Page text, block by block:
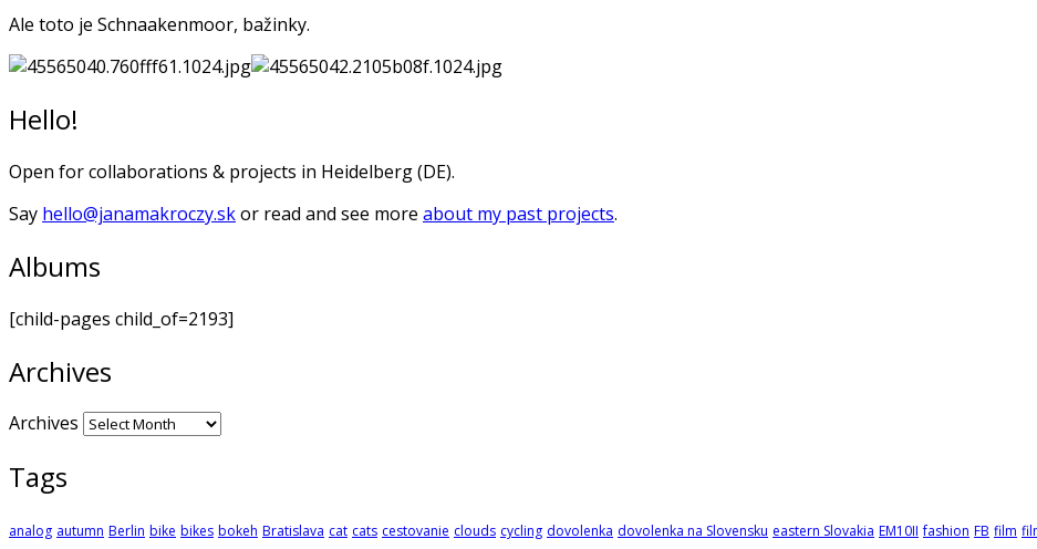
Ale toto je Schnaakenmoor, bažinky.
Hello!
Open for collaborations & projects in Heidelberg (DE).
Say hello@janamakroczy.skor read and see more about my past projects.
Albums
[child-pages child_of=2193]
Archives
Archives
Tags
analog autumn Berlin bike bikes bokeh Bratislava cat cats cestovanie clouds cycling dovolenka dovolenka na Slovensku eastern Slovakia EM10II fashion FB film